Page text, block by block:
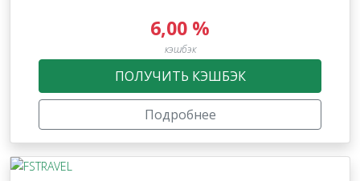
6,00 %
кэшбэк
ПОЛУЧИТЬ КЭШБЭК
Подробнее